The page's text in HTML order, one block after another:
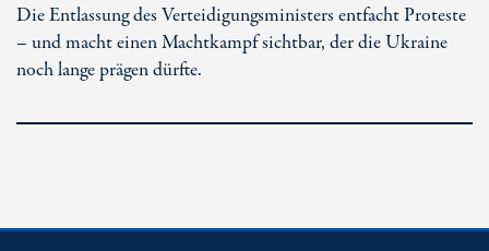
Die Entlassung des Verteidigungsministers entfacht Proteste
– und macht einen Machtkampf sichtbar, der die Ukraine
noch lange prägen dürfte.